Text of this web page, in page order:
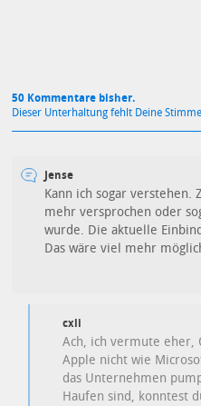
50 Kommentare bisher.
Dieser Unterhaltung fehlt Deine
Jense
Kann ich sogar
mehr versprochen oder
wurde. Die aktuelle
Das wäre viel mehr
cxli
Ach, ich vermute eher,
Apple nicht wie
das Unternehmen
Haufen sind, konntest